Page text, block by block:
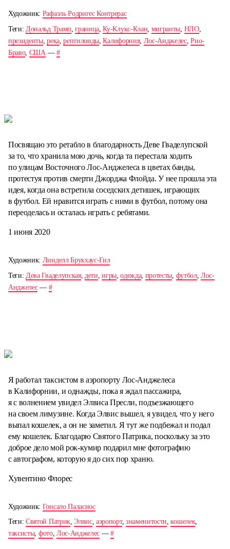
Художник: Рафаэль Родригес Контрерас
Теги: Дональд Трамп ,граница ,Ку-Клукс-Клан мигранты НЛО,
президенты,река,рептилоиды ,Калифорния, Лос-Анджелес,Рио-
Браво, США — #
Посвящаю это ретабло в благодарность Деве Гваделупской
за то, что хранила мою дочь, когда та перестала ходить
по улицам Восточного Лос-Анджелеса в цветах банды,
протестуя против смерти Джорджа Флойда. У нее прошла эта
идея, когда она встретила соседских детишек, играющих
в футбол. Ей нравится играть с ними в футбол, потому она
переоделась и осталась играть с ребятами.
1 июня 2020
Художник: Линделл Брукхаус-Гил
Теги: Дева Гваделупская, дети ,игры,одежда, протесты футбол,Лос-
Анджелес— #
Я работал таксистом в аэропорту Лос-Анджелеса
в Калифорнии, и однажды, пока я ждал пассажира,
я с волнением увидел Элвиса Пресли, подъезжающего
на своем лимузине. Когда Элвис вышел, я увидел, что у него
выпал кошелек, а он не заметил. Я тут же подбежал и подал
ему кошелек. Благодарю Святого Патрика, поскольку за это
доброе дело мой рок-кумир подарил мне фотографию
с автографом, которую я до сих пор храню.
Хувентино Флорес
Художник: Гонсало Паласиос
Теги:Святой Патрик,Элвис,аэропорт, знаменитости,кошелек,
таксисты, фото, Лос-Анджелес —#